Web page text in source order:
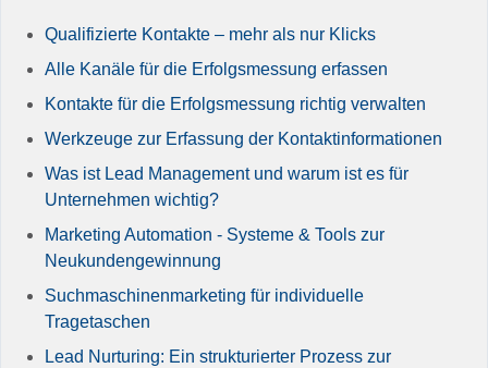
Qualifizierte Kontakte – mehr als nur Klicks
Alle Kanäle für die Erfolgsmessung erfassen
Kontakte für die Erfolgsmessung richtig verwalten
Werkzeuge zur Erfassung der Kontaktinformationen
Was ist Lead Management und warum ist es für
Unternehmen wichtig?
Marketing Automation - Systeme & Tools zur
Neukundengewinnung
Suchmaschinenmarketing für individuelle
Tragetaschen
Lead Nurturing: Ein strukturierter Prozess zur